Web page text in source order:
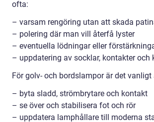
ofta:
– varsam rengöring utan att skada
– polering där man vill återfå lyster
– eventuella lödningar eller
– uppdatering av socklar, kontakter och
För golv- och bordslampor är det vanligt
– byta sladd, strömbrytare och kontakt
– se över och stabilisera fot och rör
– uppdatera lamphållare till moderna